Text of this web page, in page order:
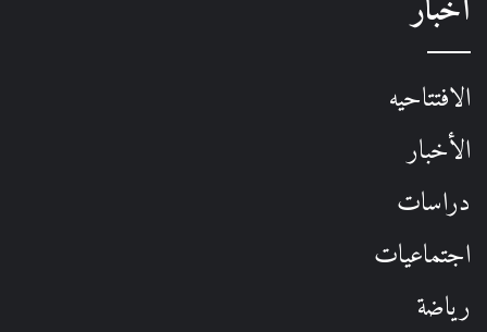
الافتتاحيه
الأخبار
دراسات
اجتماعيات
رياضة